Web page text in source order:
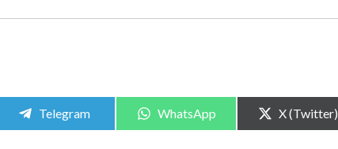
Compartir
Telegram
Compartir
WhatsApp
Compartir
X (Twitter)